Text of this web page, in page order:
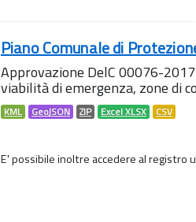
Piano Comunale di
Approvazione DelC 00076-
viabilità di emergenza, zone di
KML GeoJSON ZIP Excel XLSX CSV
E' possibile inoltre accedere al registro